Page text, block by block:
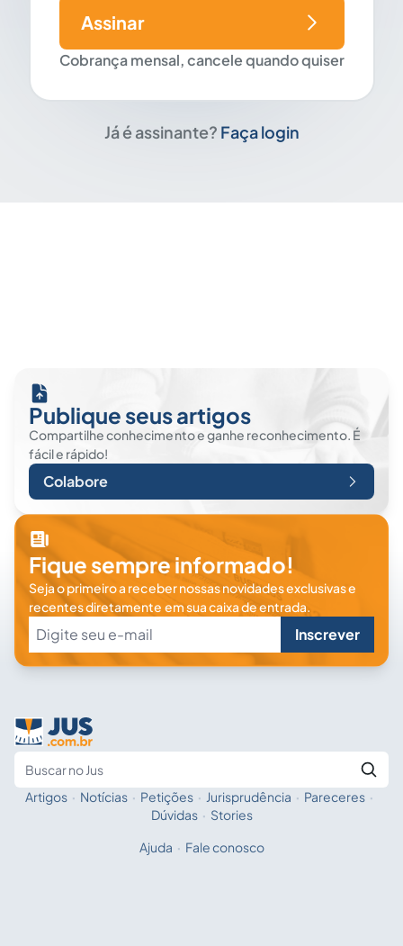
Cobrança mensal, cancele quando quiser
Assinar
Já é assinante? Faça login
Publique seus artigos
Compartilhe conhecimento e ganhe reconhecimento. É
fácil e rápido!
Colabore
Fique sempre informado!
Seja o primeiro a receber nossas novidades exclusivas e
recentes diretamente em sua caixa de entrada.
Inscrever
Fale com a IA
Artigos · Notícias · Petições · Jurisprudência · Pareceres ·
Dúvidas · Stories
Ajuda · Fale conosco